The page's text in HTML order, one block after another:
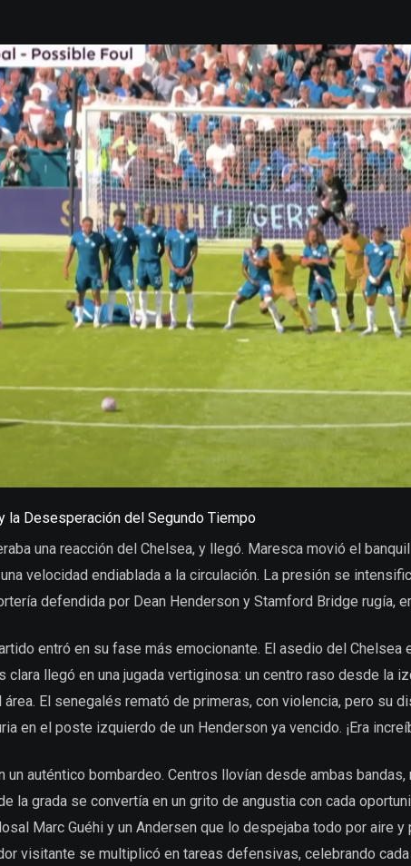
la Desesperación del Segundo Tiempo
una reacción del Chelsea, y llegó. Maresca movió el
velocidad endiablada a la circulación. La presión se
defendida por Dean Henderson y Stamford Bridge rugía,
entró en su fase más emocionante. El asedio del Chelsea
clara llegó en una jugada vertiginosa: un centro raso desde la
El senegalés remató de primeras, con violencia, pero su
en el poste izquierdo de un Henderson ya vencido. ¡Era
un auténtico bombardeo. Centros llovían desde ambas
la grada se convertía en un grito de angustia con cada
Marc Guéhi y un Andersen que lo despejaba todo por aire
visitante se multiplicó en tareas defensivas, celebrando